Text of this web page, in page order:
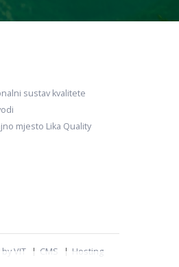
sustav kvalitete
mjesto Lika Quality
VIT CMS
Hosting